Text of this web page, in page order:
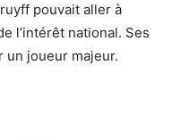
pouvait aller à
l’intérêt national. Ses
un joueur majeur.